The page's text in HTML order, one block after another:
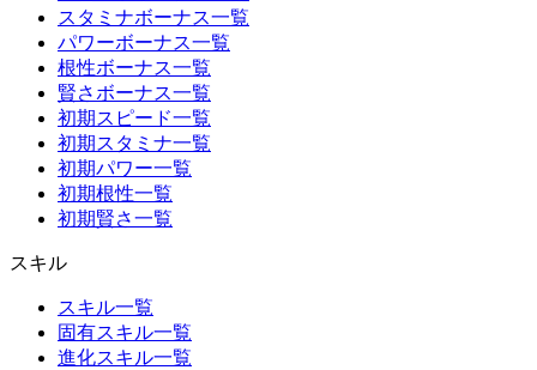
スタミナボーナス一覧
パワーボーナス一覧
根性ボーナス一覧
賢さボーナス一覧
初期スピード一覧
初期スタミナ一覧
初期パワー一覧
初期根性一覧
初期賢さ一覧
スキル
スキル一覧
固有スキル一覧
進化スキル一覧